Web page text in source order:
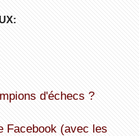
d'échecs ?